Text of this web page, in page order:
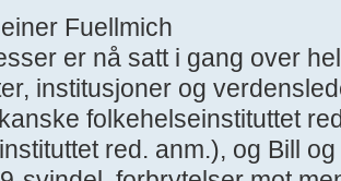
Fuellmich
er nå satt i gang over
institusjoner og
folkehelseinstituttet
red. anm.), og Bill